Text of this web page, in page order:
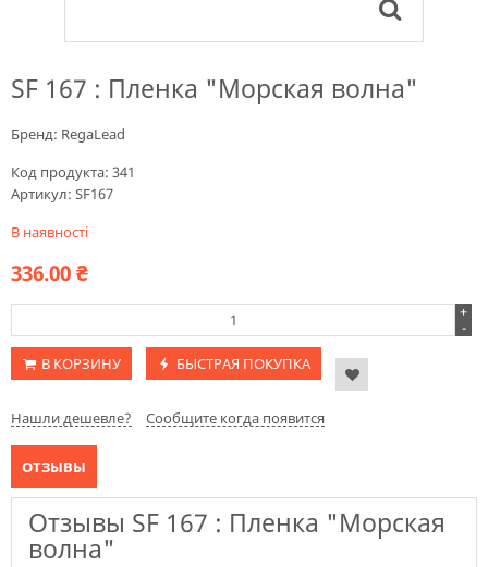
SF 167 : Пленка "Морская волна"
Бренд: RegaLead
Код продукта: 341
Артикул: SF167
В наявності
336.00₴
+
-
В КОРЗИНУ
БЫСТРАЯ ПОКУПКА
Нашли дешевле? Сообщите когда появится
ОТЗЫВЫ
Отзывы SF 167 : Пленка "Морская
волна"